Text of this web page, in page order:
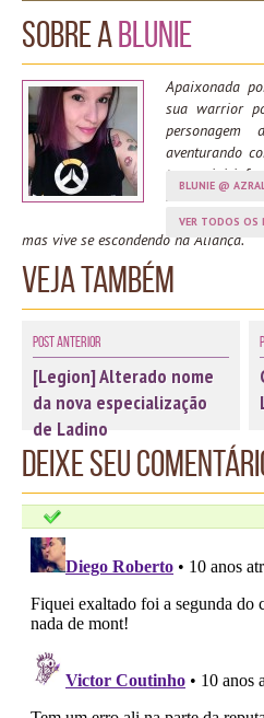
Sobre aBlunie
Apaixonada
sua warrior
aventurando
tem mini-
mascotes e
chamam
mas vive se escondendo na Aliança.
BLUNIE @
VER TODOS OS
Veja também
Post Anterior
[Legion] Alterado nome
da nova especialização
de Ladino
Deixe seu